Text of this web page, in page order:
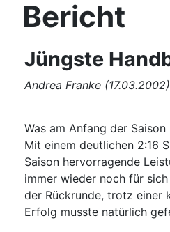
Bericht
Jüngste
Andrea Franke (17.03.2002)
Was am Anfang der
Mit einem deutlichen 2:16
Saison hervorragende
immer wieder noch für
der Rückrunde, trotz einer
Erfolg musste natürlich